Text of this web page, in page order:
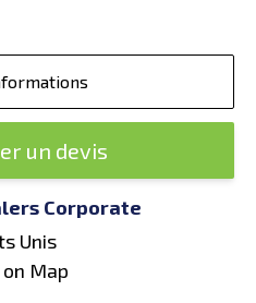
un devis
Corporate
Unis
Map